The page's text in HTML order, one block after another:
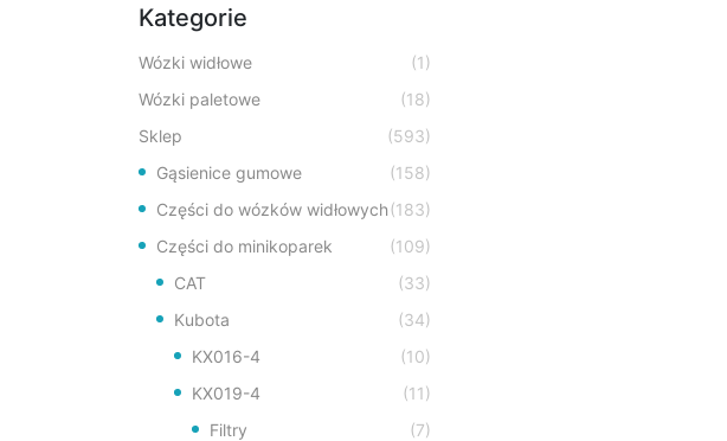
Kategorie
Wózki widłowe
(1)
Wózki paletowe
(18)
Sklep
(593)
Gąsienice gumowe
(158)
Części do wózków widłowych(183)
Części do minikoparek
(109)
CAT
(33)
Kubota
(34)
KX016-4
(10)
KX019-4
(11)
Filtry
(7)